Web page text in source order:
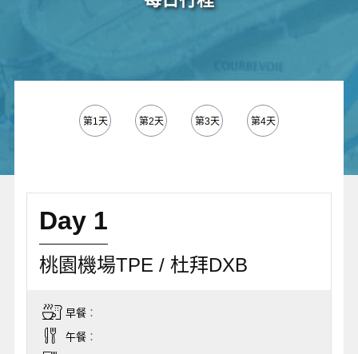
第1天 第2天 第3天 第4天
Day 1
桃園機場TPE / 杜拜DXB
早餐：
午餐：